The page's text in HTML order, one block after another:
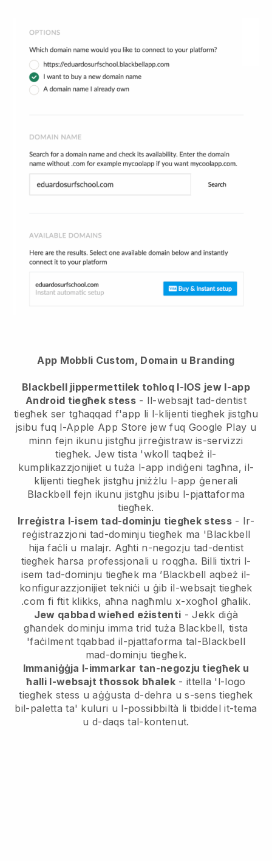
App Mobbli Custom, Domain u Branding
Blackbell jippermettilek toħloq l-IOS jew l-app
Android tiegħek stess- Il-websajt tad-dentist
tiegħek ser tgħaqqad f'app li l-klijenti tiegħek jistgħu
jsibu fuq l-Apple App Store jew fuq Google Play u
minn fejn ikunu jistgħu jirreġistraw is-servizzi
tiegħek. Jew tista 'wkoll taqbeż il-
kumplikazzjonijiet u tuża l-app indiġeni tagħna, il-
klijenti tiegħek jistgħu jniżżlu l-app ġenerali
Blackbell fejn ikunu jistgħu jsibu l-pjattaforma
tiegħek.
Irreġistra l-isem tad-dominju tiegħek stess- Ir-
reġistrazzjoni tad-dominju tiegħek ma 'Blackbell
hija faċli u malajr. Agħti n-negozju tad-dentist
tiegħek ħarsa professjonali u roqgħa. Billi tixtri l-
isem tad-dominju tiegħek ma ’Blackbell aqbeż il-
konfigurazzjonijiet tekniċi u ġib il-websajt tiegħek
.com fi ftit klikks, aħna nagħmlu x-xogħol għalik.
Jew qabbad wieħed eżistenti - Jekk diġà
għandek dominju imma trid tuża Blackbell, tista
'faċilment tqabbad il-pjattaforma tal-Blackbell
mad-dominju tiegħek.
Immaniġġja l-immarkar tan-negozju tiegħek u
ħalli l-websajt tħossok bħalek- ittella 'l-logo
tiegħek stess u aġġusta d-dehra u s-sens tiegħek
bil-paletta ta' kuluri u l-possibbiltà li tbiddel it-tema
u d-daqs tal-kontenut.